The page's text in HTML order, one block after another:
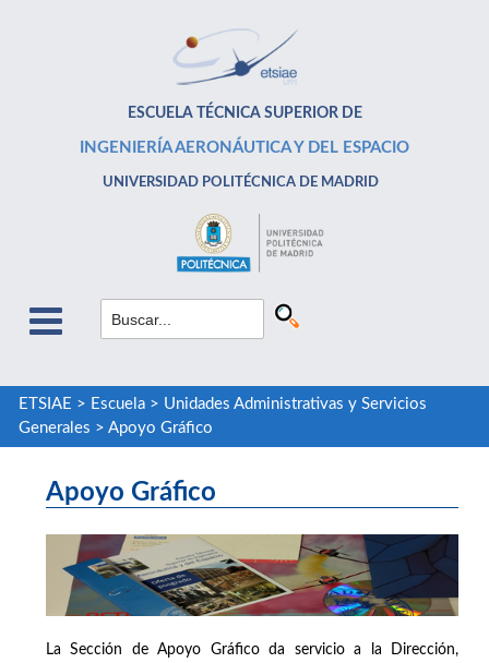
ESCUELA TÉCNICA SUPERIOR DE
INGENIERÍA AERONÁUTICA Y DEL ESPACIO
UNIVERSIDAD POLITÉCNICA DE MADRID
ETSIAE > Escuela> Unidades Administrativas y Servicios
Generales > Apoyo Gráfico
Apoyo Gráfico
La Sección de Apoyo Gráfico da servicio a la Dirección,